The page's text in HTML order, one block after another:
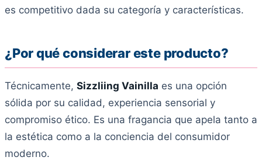
es competitivo dada su categoría y características.
¿Por qué considerar este producto?
Técnicamente, Sizzliing Vainilla es una opción
sólida por su calidad, experiencia sensorial y
compromiso ético. Es una fragancia que apela tanto a
la estética como a la conciencia del consumidor
moderno.